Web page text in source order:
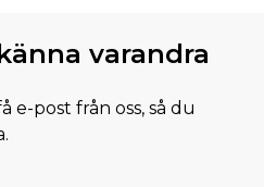
varandra
e-post från oss, så du